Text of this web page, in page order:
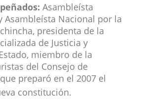
Asambleísta
Asambleísta Nacional por la
presidenta de la
de Justicia y
miembro de la
del Consejo de
preparó en el 2007 el
constitución.